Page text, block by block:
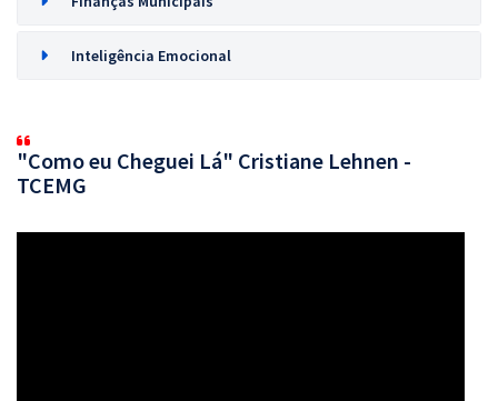
Inteligência Emocional
"Como eu Cheguei Lá" Cristiane Lehnen -
TCEMG